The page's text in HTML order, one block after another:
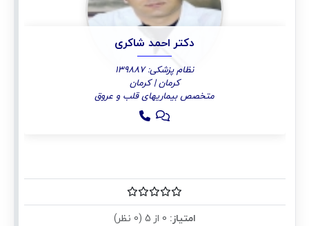
دکتر احمد شاکری
نظام پزشکی: 139887
کرمان | کرمان
متخصص بیماریهای قلب و عروق
امتیاز: